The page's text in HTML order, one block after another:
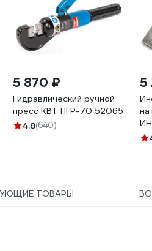
5 870 ₽
Гидравлический ручной
пресс КВТ ПГР-70 52065
4.8(640)
5
ТОВАРЫ